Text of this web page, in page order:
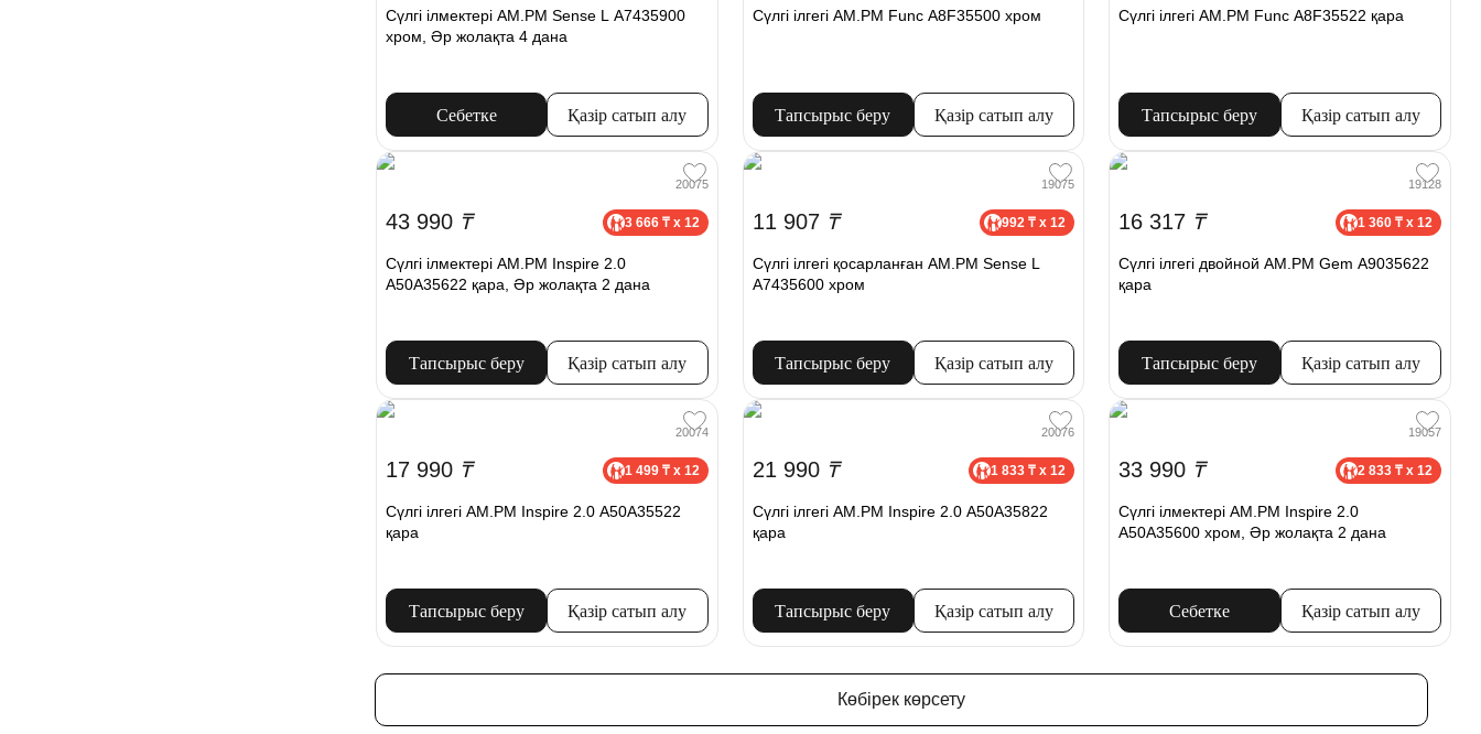
Сүлгі ілмектері AM.PM Sense L A7435900
хром, Әр жолақта 4 дана
Себетке Қазір сатып алу
Сүлгі ілгегі AM.PM Func A8F35500 хром
Тапсырыс беру Қазір сатып алу
Сүлгі ілгегі AM.PM Func A8F35522 қара
Тапсырыс беру Қазір сатып алу
20075
43 990 ₸ 3 666 ₸ x 12
Сүлгі ілмектері AM.PM Inspire 2.0
A50A35622 қара, Әр жолақта 2 дана
Тапсырыс беру Қазір сатып алу
19075
11 907 ₸ 992 ₸ x 12
Сүлгі ілгегі қосарланған AM.PM Sense L
A7435600 хром
Тапсырыс беру Қазір сатып алу
19128
16 317 ₸ 1 360 ₸ x 12
Сүлгі ілгегі двойной AM.PM Gem A9035622
қара
Тапсырыс беру Қазір сатып алу
20074
17 990 ₸ 1 499 ₸ x 12
Сүлгі ілгегі AM.PM Inspire 2.0 A50A35522
қара
Тапсырыс беру Қазір сатып алу
20076
21 990 ₸ 1 833 ₸ x 12
Сүлгі ілгегі AM.PM Inspire 2.0 A50A35822
қара
Тапсырыс беру Қазір сатып алу
19057
33 990 ₸ 2 833 ₸ x 12
Сүлгі ілмектері AM.PM Inspire 2.0
A50A35600 хром, Әр жолақта 2 дана
Себетке Қазір сатып алу
Көбірек көрсету